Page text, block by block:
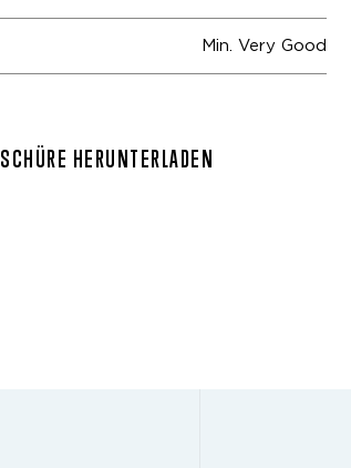
Min. Very Good
HERUNTERLADEN